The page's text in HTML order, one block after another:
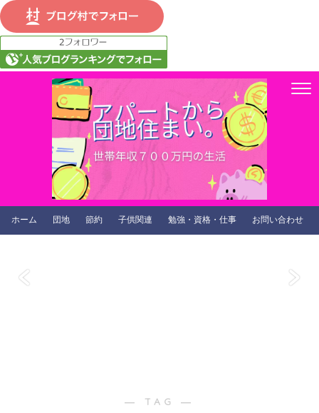
ホーム 団地 節約 子供関連 勉強・資格・仕事 お問い合わせ
― TAG ―